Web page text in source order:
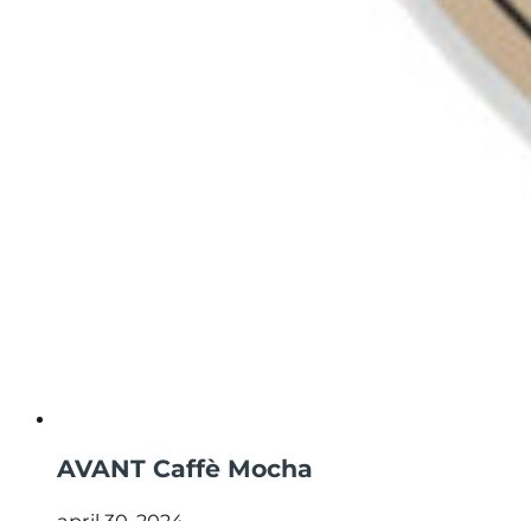
AVANT Caffè Mocha